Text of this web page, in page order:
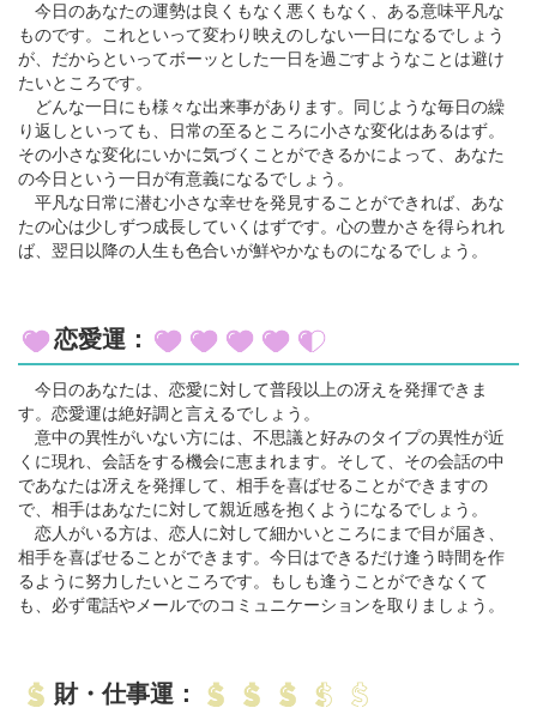
今日のあなたの運勢は良くもなく悪くもなく、ある意味平凡な
ものです。これといって変わり映えのしない一日になるでしょう
が、だからといってボーッとした一日を過ごすようなことは避け
たいところです。
どんな一日にも様々な出来事があります。同じような毎日の繰
り返しといっても、日常の至るところに小さな変化はあるはず。
その小さな変化にいかに気づくことができるかによって、あなた
の今日という一日が有意義になるでしょう。
平凡な日常に潜む小さな幸せを発見することができれば、あな
たの心は少しずつ成長していくはずです。心の豊かさを得られれ
ば、翌日以降の人生も色合いが鮮やかなものになるでしょう。
恋愛運：
今日のあなたは、恋愛に対して普段以上の冴えを発揮できま
す。恋愛運は絶好調と言えるでしょう。
意中の異性がいない方には、不思議と好みのタイプの異性が近
くに現れ、会話をする機会に恵まれます。そして、その会話の中
であなたは冴えを発揮して、相手を喜ばせることができますの
で、相手はあなたに対して親近感を抱くようになるでしょう。
恋人がいる方は、恋人に対して細かいところにまで目が届き、
相手を喜ばせることができます。今日はできるだけ逢う時間を作
るように努力したいところです。もしも逢うことができなくて
も、必ず電話やメールでのコミュニケーションを取りましょう。
財・仕事運：